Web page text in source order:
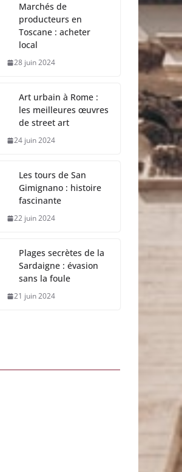
Marchés de
producteurs en
Toscane : acheter
local
28 juin 2024
Art urbain à Rome :
les meilleures œuvres
de street art
24 juin 2024
Les tours de San
Gimignano : histoire
fascinante
22 juin 2024
Plages secrètes de la
Sardaigne : évasion
sans la foule
21 juin 2024